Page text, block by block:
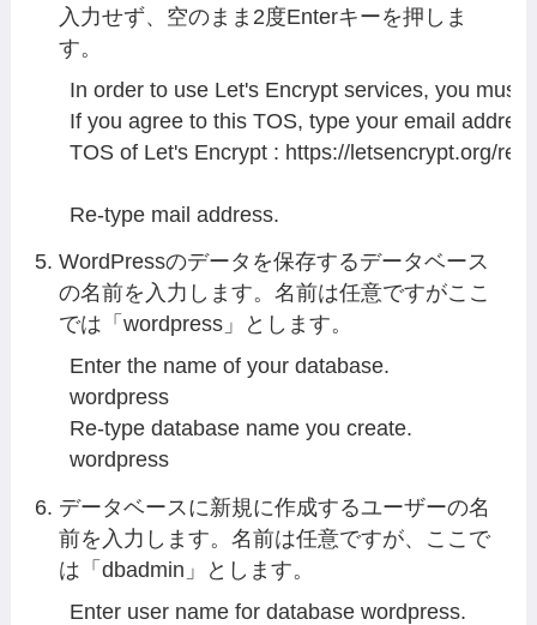
入力せず、空のまま2度Enterキーを押しま
す。
In order to use Let's Encrypt services, you must
If you agree to this TOS, type your email
TOS of Let's Encrypt : https://letsencrypt.org/
Re-type mail address.
WordPressのデータを保存するデータベース
の名前を入力します。名前は任意ですがここ
では「wordpress」とします。
Enter the name of your database.
wordpress
Re-type database name you create.
wordpress
データベースに新規に作成するユーザーの名
前を入力します。名前は任意ですが、ここで
は「dbadmin」とします。
Enter user name for database wordpress.